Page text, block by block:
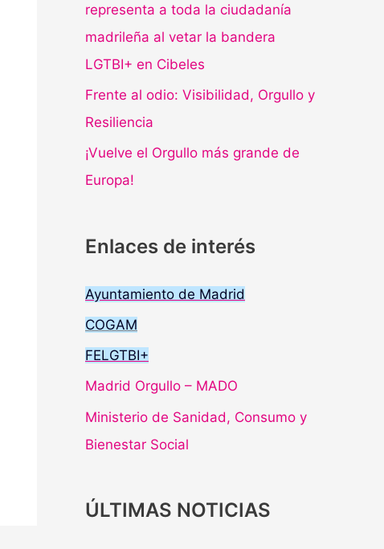
representa a toda la ciudadanía
madrileña al vetar la bandera
LGTBI+ en Cibeles
Frente al odio: Visibilidad, Orgullo y
Resiliencia
¡Vuelve el Orgullo más grande de
Europa!
Enlaces de interés
Ayuntamiento de Madrid
COGAM
FELGTBI+
Madrid Orgullo – MADO
Ministerio de Sanidad, Consumo y
Bienestar Social
ÚLTIMAS NOTICIAS